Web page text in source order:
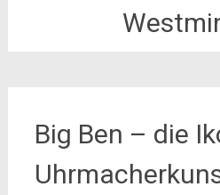
Big Ben – die